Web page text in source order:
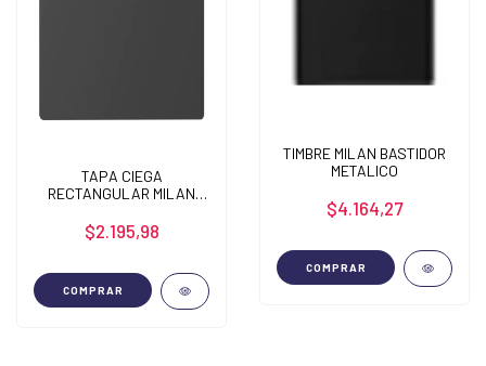
TAPA CIEGA
RECTANGULAR MILAN
$2.195,98
COMPRAR
TIMBRE MILAN BASTIDOR
METALICO
$4.164,27
COMPRAR